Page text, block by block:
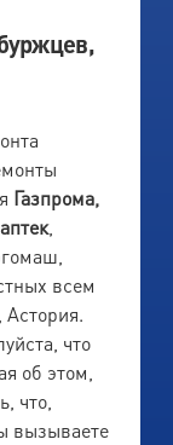
Газпрома,
,
всем
что
об этом,
что,
вызываете